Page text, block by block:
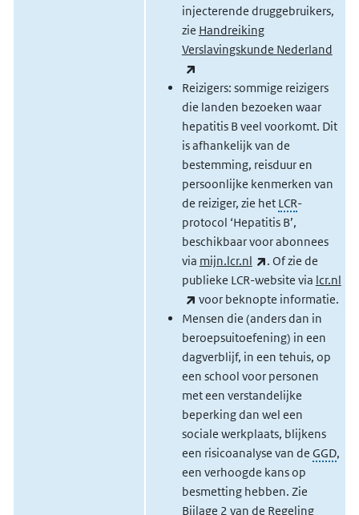
injecterende druggebruikers,
zie Handreiking
Verslavingskunde Nederland
Reizigers: sommige reizigers
die landen bezoeken waar
hepatitis B veel voorkomt. Dit
is afhankelijk van de
bestemming, reisduur en
persoonlijke kenmerken van
de reiziger, zie het LCR-
protocol ‘Hepatitis B’,
beschikbaar voor abonnees
via mijn.lcr.nl (externe link)
. Of zie de
publieke LCR-website via lcr.nl
(externe link)
voor beknopte informatie.
Mensen die (anders dan in
beroepsuitoefening) in een
dagverblijf, in een tehuis, op
een school voor personen
met een verstandelijke
beperking dan wel een
sociale werkplaats, blijkens
een risicoanalyse van de GGD,
een verhoogde kans op
besmetting hebben. Zie
Bijlage 2 van de Regeling